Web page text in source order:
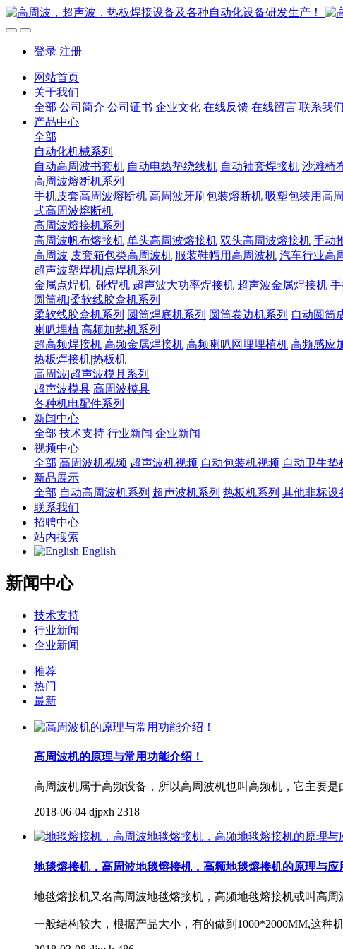
登录 注册
网站首页
关于我们
全部 公司简介 公司证书 企业文化 在线反馈 在线留言 联系我们
产品中心
全部
自动化机械系列
自动高周波书套机 自动电热垫绕线机 自动袖套焊接机 沙滩椅
高周波熔断机系列
手机皮套高周波熔断机 高周波牙刷包装熔断机 吸塑包装用高
式高周波熔断机
高周波熔接机系列
高周波帆布熔接机 单头高周波熔接机 双头高周波熔接机 手动
高周波 皮套箱包类高周波机 服装鞋帽用高周波机 汽车行业高
超声波塑焊机|点焊机系列
金属点焊机_碰焊机 超声波大功率焊接机 超声波金属焊接机
圆筒机|柔软线胶盒机系列
柔软线胶盒机系列 圆筒焊底机系列 圆筒卷边机系列 自动圆筒
喇叭埋植|高频加热机系列
超高频焊接机 高频金属焊接机 高频喇叭网埋埋植机 高频感应
热板焊接机|热板机
高周波|超声波模具系列
超声波模具 高周波模具
各种机电配件系列
新闻中心
全部 技术支持 行业新闻 企业新闻
视频中心
全部 高周波机视频 超声波机视频 自动包装机视频 自动卫生垫
新品展示
全部 自动高周波机系列 超声波机系列 热板机系列 其他非标设
联系我们
招聘中心
站内搜索
English
新闻中心
技术支持
行业新闻
企业新闻
推荐
热门
最新
高周波机的原理与常用功能介绍！
高周波机属于高频设备，所以高周波机也叫高频机，它主要
2018-06-04 djpxh 2318
地毯熔接机，高周波地毯熔接机，高频地毯熔接机的原理与应
地毯熔接机又名高周波地毯熔接机，高频地毯熔接机或叫高
一般结构较大，根据产品大小，有的做到1000*2000MM,这种